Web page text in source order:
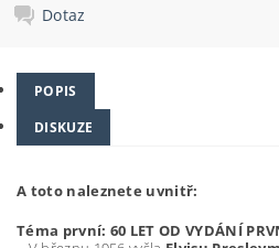
Dotaz
POPIS
DISKUZE
A toto naleznete uvnitř:
Téma první: 60 LET OD VYDÁNÍ